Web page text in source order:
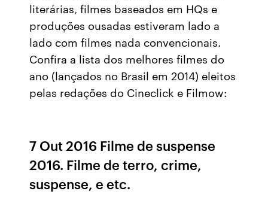
literárias, filmes baseados em HQs e
produções ousadas estiveram lado a
lado com filmes nada convencionais.
Confira a lista dos melhores filmes do
ano (lançados no Brasil em 2014) eleitos
pelas redações do Cineclick e Filmow:
7 Out 2016 Filme de suspense
2016. Filme de terro, crime,
suspense, e etc.